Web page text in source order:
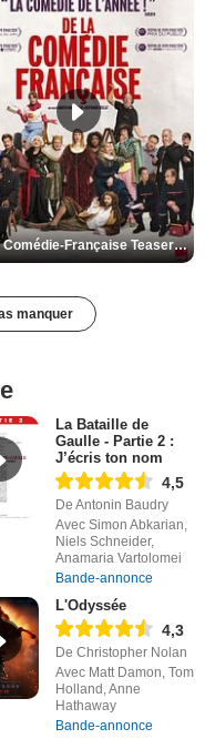
De la Comédie-Française Teaser VF
manquer
La Bataille de
Gaulle - Partie 2 :
J’écris ton nom
4,5
De Antonin Baudry
Avec Simon Abkarian,
Niels Schneider,
Anamaria Vartolomei
Bande-annonce
L'Odyssée
4,3
De Christopher Nolan
Avec Matt Damon, Tom
Holland, Anne
Hathaway
Bande-annonce